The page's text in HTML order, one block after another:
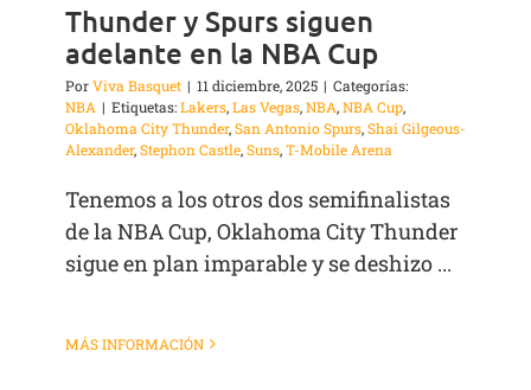
Thunder y Spurs siguen
adelante en la NBA Cup
PorViva Basquet | 11 diciembre, 2025 | Categorías:
NBA | Etiquetas:Lakers,Las Vegas,NBA,NBA Cup,
Oklahoma City Thunder,San Antonio Spurs,Shai Gilgeous-
Alexander,Stephon Castle,Suns,T-Mobile Arena
Tenemos a los otros dos semifinalistas
de la NBA Cup, Oklahoma City Thunder
sigue en plan imparable y se deshizo ...
MÁS INFORMACIÓN